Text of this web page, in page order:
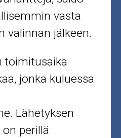
vasta
valinnan jälkeen.
toimitusaika
jonka kuluessa
Lähetyksen
perillä